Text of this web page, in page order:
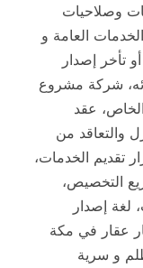
وصلاحيات
الخدمات العامة و
تأخر إصدار
شركة مشروع
عقد
والتعاقد من
تقديم الخدمات،
التخصيص،
لغة إصدار
عقار في مكة
و سرية